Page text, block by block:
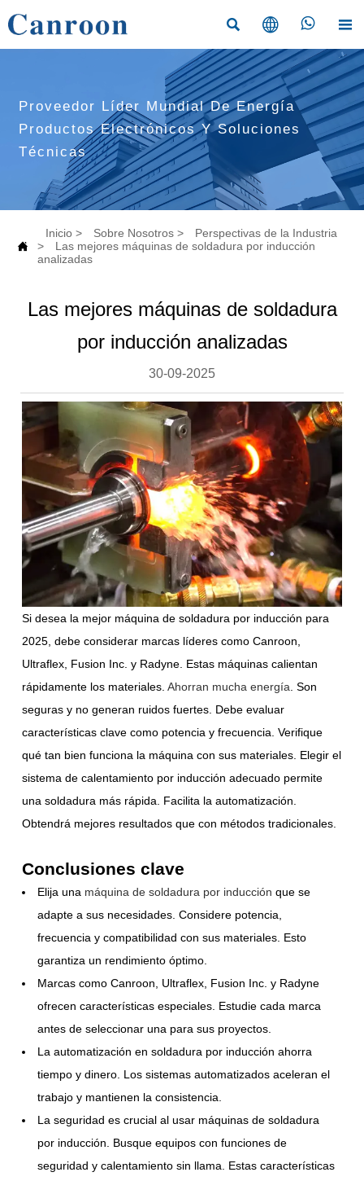
   
Proveedor Líder Mundial De Energía
Productos Electrónicos Y Soluciones
Técnicas

Inicio > Sobre Nosotros >
Perspectivas de la Industria
>
Las mejores máquinas de soldadura por inducción
analizadas
Las mejores máquinas de soldadura
por inducción analizadas
30-09-2025
Si desea la mejor máquina de soldadura por inducción para
2025, debe considerar marcas líderes como Canroon,
Ultraflex, Fusion Inc. y Radyne. Estas máquinas calientan
rápidamente los materiales.Ahorran mucha energía. Son
seguras y no generan ruidos fuertes. Debe evaluar
características clave como potencia y frecuencia. Verifique
qué tan bien funciona la máquina con sus materiales. Elegir el
sistema de calentamiento por inducción adecuado permite
una soldadura más rápida. Facilita la automatización.
Obtendrá mejores resultados que con métodos tradicionales.
Conclusiones clave
Elija una máquina de soldadura por inducción que se
adapte a sus necesidades. Considere potencia,
frecuencia y compatibilidad con sus materiales. Esto
garantiza un rendimiento óptimo.
Marcas como Canroon, Ultraflex, Fusion Inc. y Radyne
ofrecen características especiales. Estudie cada marca
antes de seleccionar una para sus proyectos.
La automatización en soldadura por inducción ahorra
tiempo y dinero. Los sistemas automatizados aceleran el
trabajo y mantienen la consistencia.
La seguridad es crucial al usar máquinas de soldadura
por inducción. Busque equipos con funciones de
seguridad y calentamiento sin llama. Estas características